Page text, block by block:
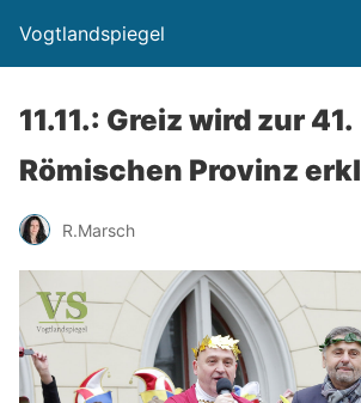
Vogtlandspiegel
11.11.: Greiz wird zur 41.
Römischen Provinz
R.Marsch